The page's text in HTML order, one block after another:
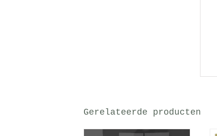
Gerelateerde producten